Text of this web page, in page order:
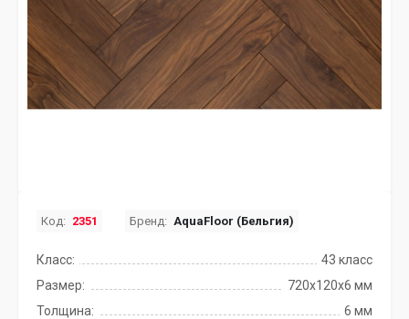
Код: 2351 Бренд: AquaFloor (Бельгия)
Класс:
43 класс
Размер:
720x120x6 мм
Толщина:
6 мм